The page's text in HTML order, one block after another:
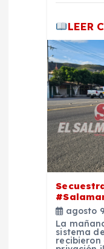
LEER
agosto
La
sistema
recibieron